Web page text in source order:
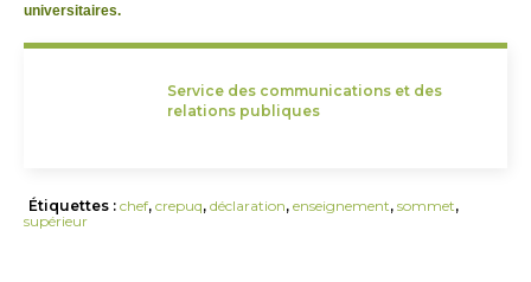
universitaires.
Service des communications et des
relations publiques
Étiquettes :chef,crepuq,déclaration,enseignement,sommet,
supérieur